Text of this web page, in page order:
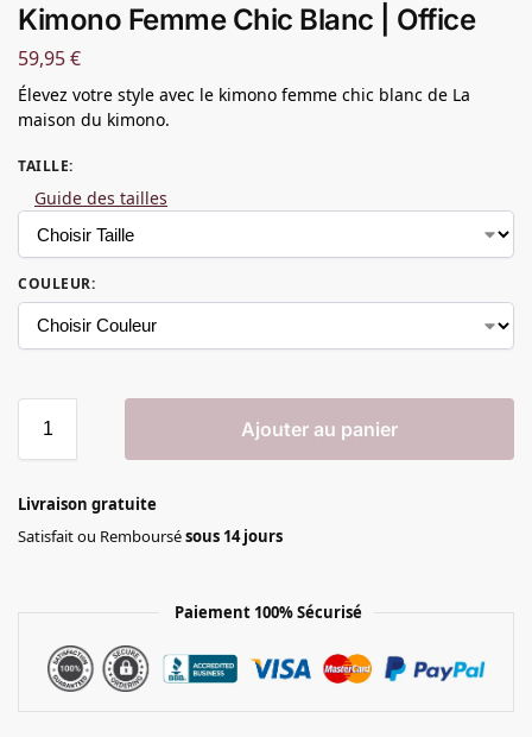
Kimono Femme Chic Blanc | Office
59,95€
Élevez votre style avec le kimono femme chic blanc de La
maison du kimono.
TAILLE:
Guide des tailles
COULEUR:
Ajouter au panier
Livraison gratuite
Satisfait ou Remboursésous 14 jours
Paiement 100% Sécurisé